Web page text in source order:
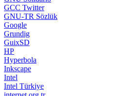
GCC Twitter
GNU-TR Sözlük
Google
Grundig
GuixSD
HP
Hyperbola
Inkscape
Intel
Intel Türkiye